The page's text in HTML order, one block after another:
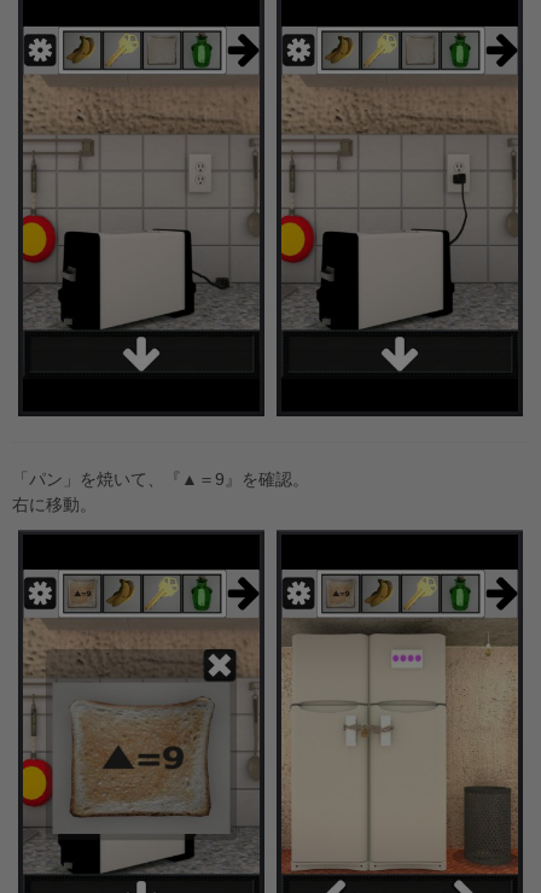
「パン」を焼いて、『▲＝9』を確認。
右に移動。